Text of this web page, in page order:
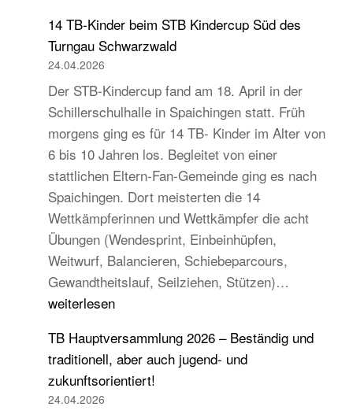
Laufabzeichen
14 TB-Kinder beim STB Kindercup Süd des
Turngau Schwarzwald
24.04.2026
Der STB-Kindercup fand am 18. April in der
Schillerschulhalle in Spaichingen statt. Früh
morgens ging es für 14 TB- Kinder im Alter von
6 bis 10 Jahren los. Begleitet von einer
stattlichen Eltern-Fan-Gemeinde ging es nach
Spaichingen. Dort meisterten die 14
Wettkämpferinnen und Wettkämpfer die acht
Übungen (Wendesprint, Einbeinhüpfen,
Weitwurf, Balancieren, Schiebeparcours,
Gewandtheitslauf, Seilziehen, Stützen)…
beim
weiterlesen
TB Hauptversammlung 2026 – Beständig und
traditionell, aber auch jugend- und
zukunftsorientiert!
24.04.2026